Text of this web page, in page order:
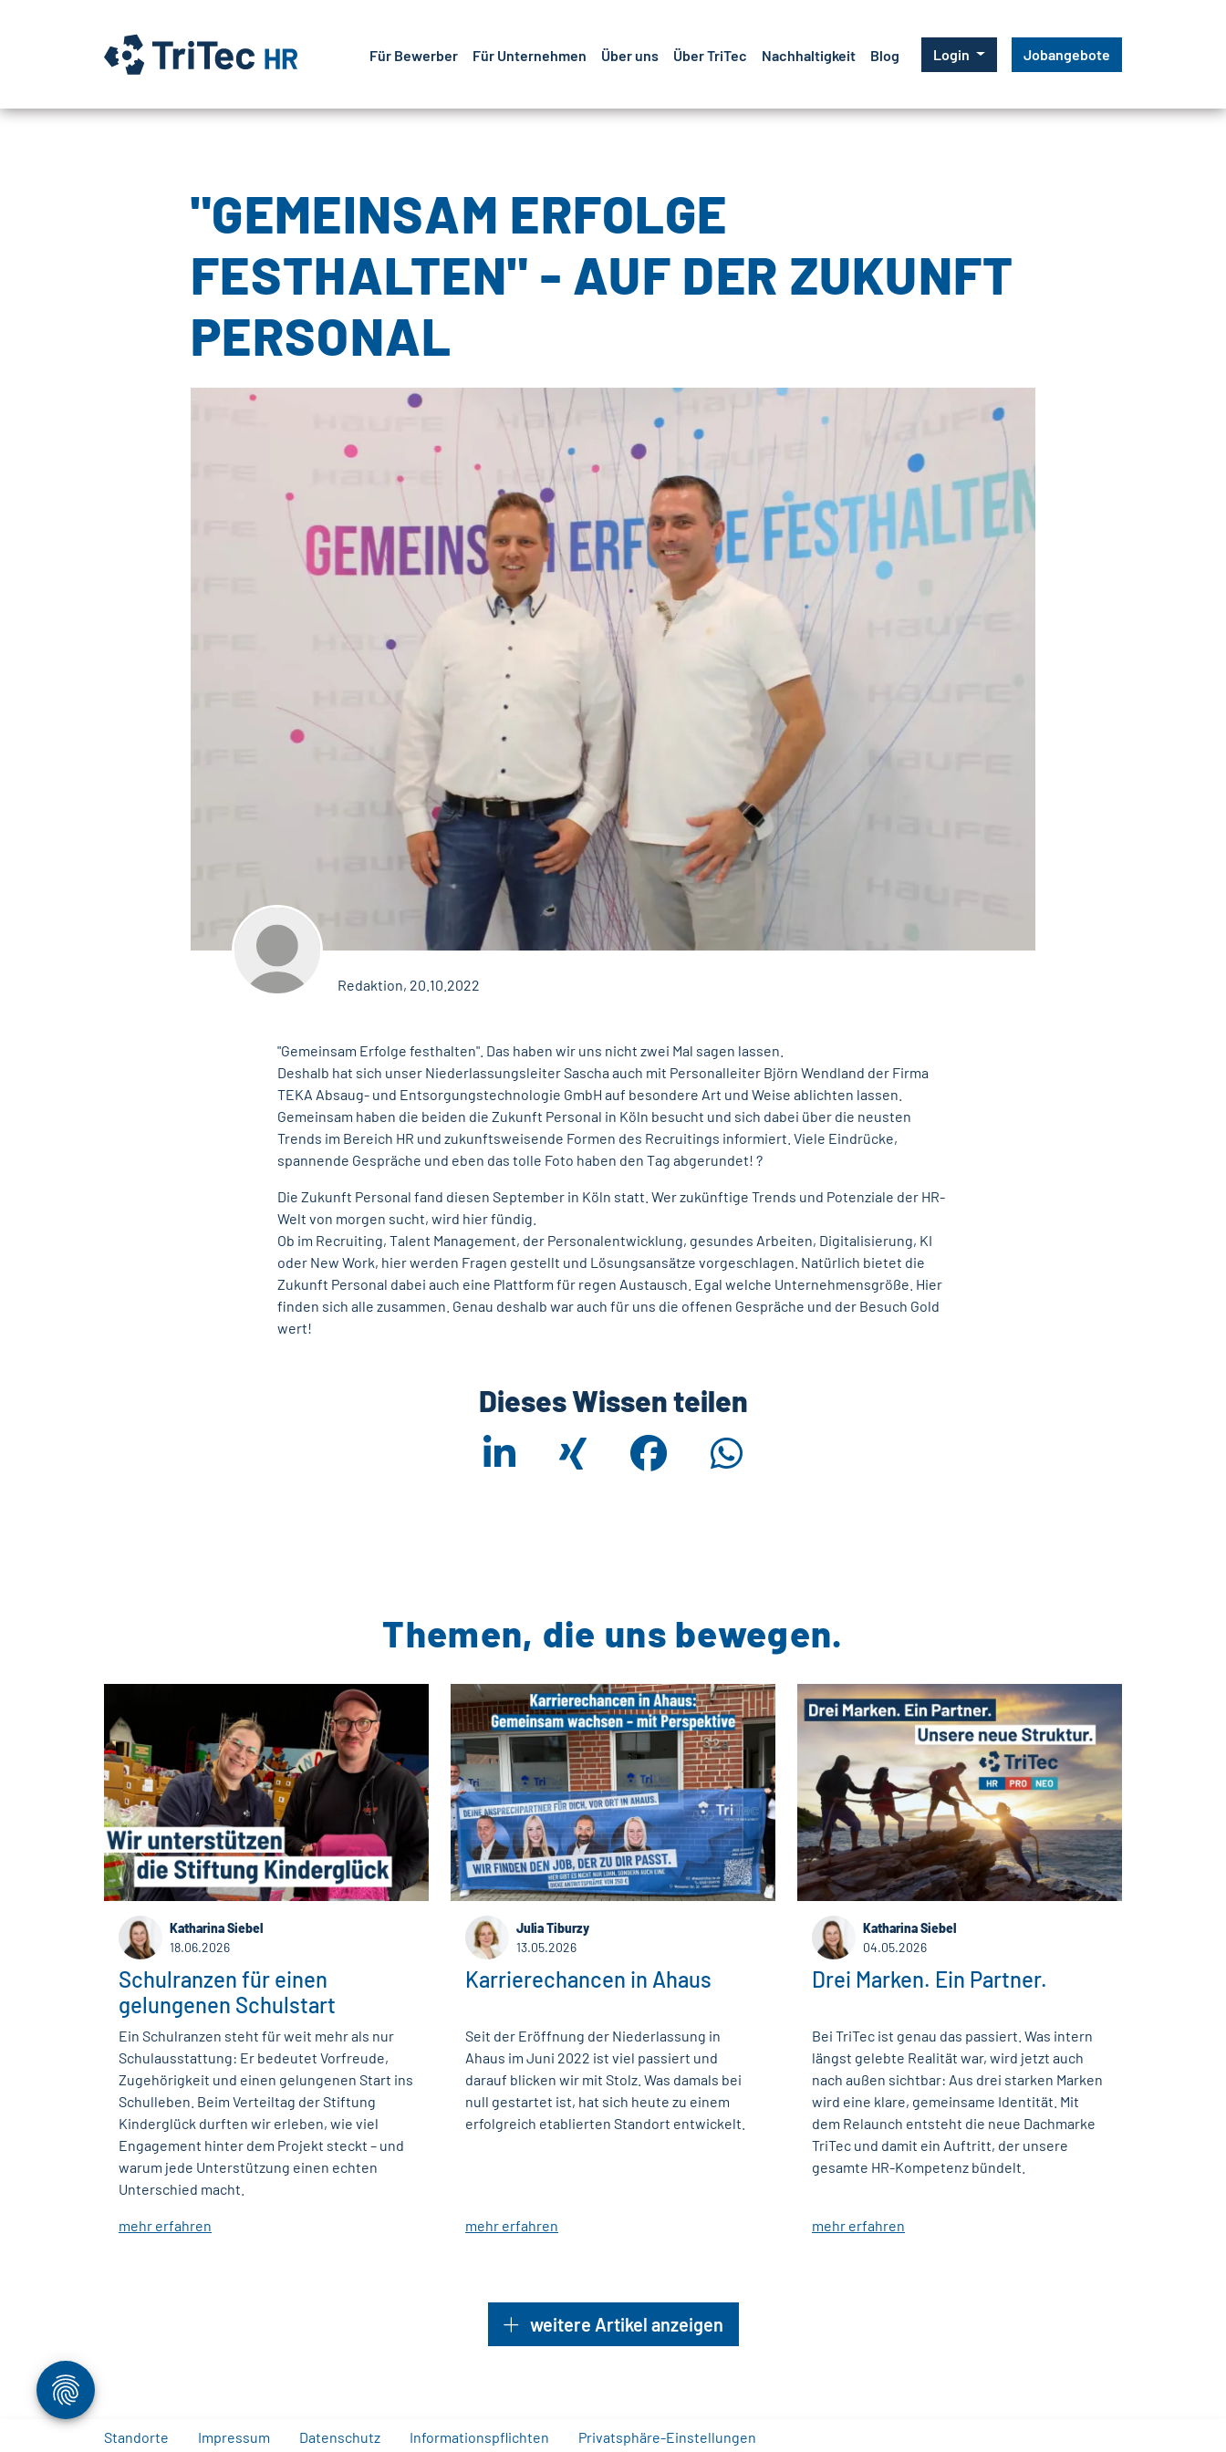
Für Bewerber Für Unternehmen Über uns Über TriTec Nachhaltigkeit Blog Login Jobangebote
"GEMEINSAM ERFOLGE
FESTHALTEN" - AUF DER ZUKUNFT
PERSONAL
Redaktion, 20.10.2022
"Gemeinsam Erfolge festhalten". Das haben wir uns nicht zwei Mal sagen lassen.
Deshalb hat sich unser Niederlassungsleiter Sascha auch mit Personalleiter Björn Wendland der Firma
TEKA Absaug- und Entsorgungstechnologie GmbH auf besondere Art und Weise ablichten lassen.
Gemeinsam haben die beiden die Zukunft Personal in Köln besucht und sich dabei über die neusten
Trends im Bereich HR und zukunftsweisende Formen des Recruitings informiert. Viele Eindrücke,
spannende Gespräche und eben das tolle Foto haben den Tag abgerundet! ?
Die Zukunft Personal fand diesen September in Köln statt. Wer zukünftige Trends und Potenziale der HR-
Welt von morgen sucht, wird hier fündig.
Ob im Recruiting, Talent Management, der Personalentwicklung, gesundes Arbeiten, Digitalisierung, KI
oder New Work, hier werden Fragen gestellt und Lösungsansätze vorgeschlagen. Natürlich bietet die
Zukunft Personal dabei auch eine Plattform für regen Austausch. Egal welche Unternehmensgröße. Hier
finden sich alle zusammen. Genau deshalb war auch für uns die offenen Gespräche und der Besuch Gold
wert!
Dieses Wissen teilen
Themen, die uns bewegen.
Katharina Siebel
18.06.2026
Schulranzen für einen
gelungenen Schulstart
Ein Schulranzen steht für weit mehr als nur
Schulausstattung: Er bedeutet Vorfreude,
Zugehörigkeit und einen gelungenen Start ins
Schulleben. Beim Verteiltag der Stiftung
Kinderglück durften wir erleben, wie viel
Engagement hinter dem Projekt steckt – und
warum jede Unterstützung einen echten
Unterschied macht.
mehr erfahren
Julia Tiburzy
13.05.2026
Karrierechancen in Ahaus
Seit der Eröffnung der Niederlassung in
Ahaus im Juni 2022 ist viel passiert und
darauf blicken wir mit Stolz. Was damals bei
null gestartet ist, hat sich heute zu einem
erfolgreich etablierten Standort entwickelt.
mehr erfahren
Katharina Siebel
04.05.2026
Drei Marken. Ein Partner.
Bei TriTec ist genau das passiert. Was intern
längst gelebte Realität war, wird jetzt auch
nach außen sichtbar: Aus drei starken Marken
wird eine klare, gemeinsame Identität. Mit
dem Relaunch entsteht die neue Dachmarke
TriTec und damit ein Auftritt, der unsere
gesamte HR-Kompetenz bündelt.
mehr erfahren
weitere Artikel anzeigen
Standorte Impressum Datenschutz Informationspflichten Privatsphäre-Einstellungen